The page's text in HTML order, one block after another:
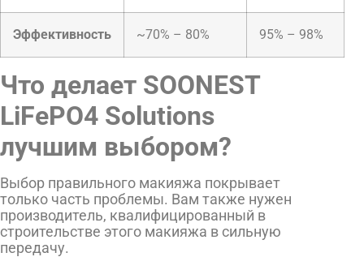
Эффективность ~70% – 80% 95% – 98%
Что делает SOONEST
LiFePO4 Solutions
лучшим выбором?
Выбор правильного макияжа покрывает
только часть проблемы. Вам также нужен
производитель, квалифицированный в
строительстве этого макияжа в сильную
передачу.